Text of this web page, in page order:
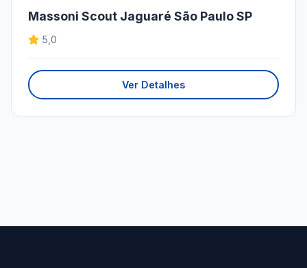
Massoni Scout Jaguaré São Paulo SP
5,0
Ver Detalhes